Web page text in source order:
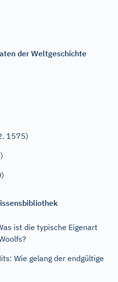
der Weltgeschichte
1575)
ist die typische Eigenart
Wie gelang der endgültige